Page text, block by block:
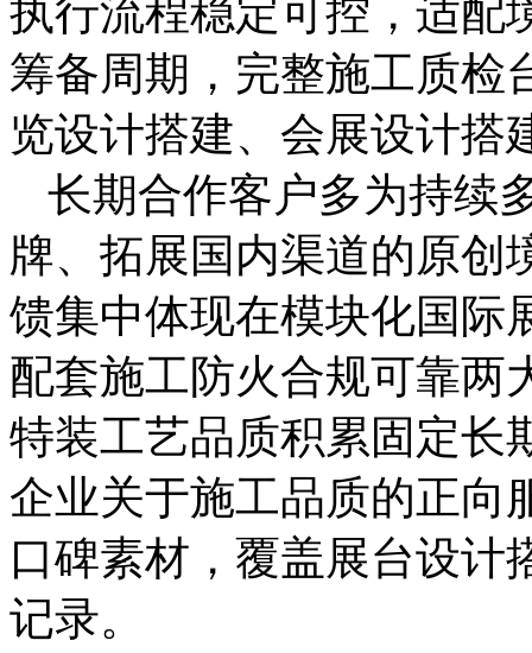
执行流程稳定可控，适配
筹备周期，完整施工质检
览设计搭建、会展设计搭
长期合作客户多为持续
牌、拓展国内渠道的原创
馈集中体现在模块化国际
配套施工防火合规可靠两
特装工艺品质积累固定长
企业关于施工品质的正向
口碑素材，覆盖展台设计
记录。